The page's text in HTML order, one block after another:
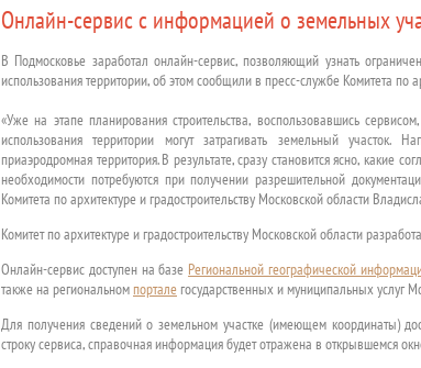
Онлайн-сервис с информацией о земельных
В Подмосковье заработал онлайн-сервис, позволяющий узнать
использования территории, об этом сообщили в пресс-службе Комитета по
«Уже на этапе планирования строительства, воспользовавшись
использования территории могут затрагивать земельный
приаэродромная территория. В результате, сразу становится ясно, какие
необходимости потребуются при получении разрешительной
Комитета по архитектуре и градостроительству Московской области
Комитет по архитектуре и градостроительству Московской области
Онлайн-сервис доступен на базе Региональной географической
также на региональномпортале государственных и муниципальных услуг
Для получения сведений о земельном участке (имеющем координаты)
строку сервиса, справочная информация будет отражена в открывшемся